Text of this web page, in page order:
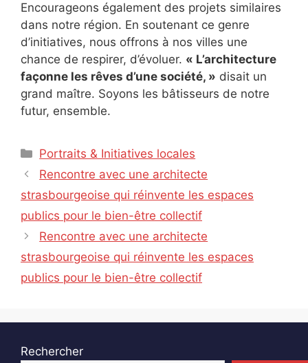
Encourageons également des projets similaires
dans notre région. En soutenant ce genre
d’initiatives, nous offrons à nos villes une
chance de respirer, d’évoluer. « L’architecture
façonne les rêves d’une société, » disait un
grand maître. Soyons les bâtisseurs de notre
futur, ensemble.
Catégories
Portraits & Initiatives locales
Rencontre avec une architecte
strasbourgeoise qui réinvente les espaces
publics pour le bien-être collectif
Rencontre avec une architecte
strasbourgeoise qui réinvente les espaces
publics pour le bien-être collectif
Rechercher